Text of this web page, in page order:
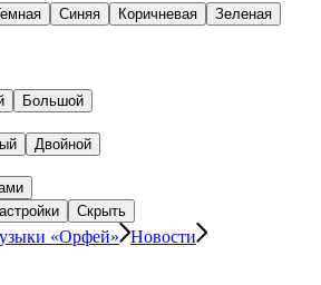
Синяя Коричневая Зеленая
Большой
Двойной
Скрыть
«Орфей» Новости